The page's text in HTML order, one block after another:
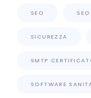
SEO
SICUREZZA
SMTP
SOFTWARE